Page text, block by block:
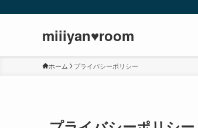
miiiyan♥room
ホーム プライバシーポリシー